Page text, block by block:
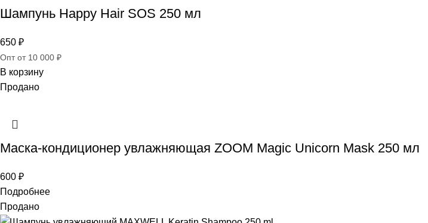
Шампунь Happy Hair SOS 250 мл
650 ₽
Опт от 10 000 ₽
В корзину
Продано
Маска-кондиционер увлажняющая ZOOM Magic Unicorn Mask 250 мл
600 ₽
Подробнее
Продано